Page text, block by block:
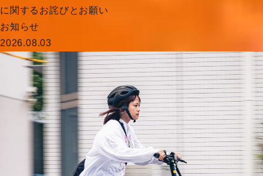
に関するお詫びとお願い
お知らせ
2026.08.03